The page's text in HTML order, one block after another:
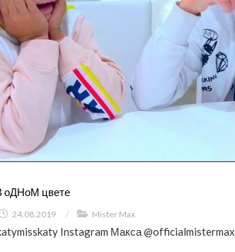
оДНоМ цвете
24.08.2019 / Mister Max
Instagram Макса @officialmistermax